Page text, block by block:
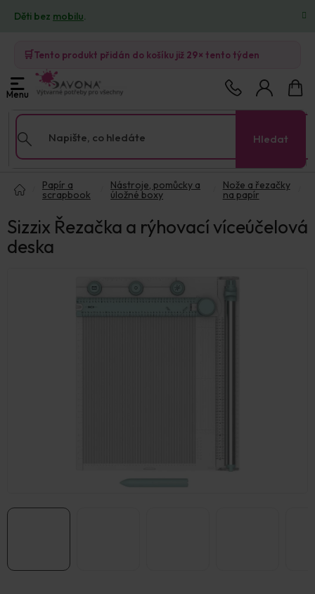
obsah
Děti bez mobilu.
🛒Tento produkt přidán do košíku již 29× tento týden
Hledat
košík
Papír a
scrapbook
Nástroje, pomůcky a
úložné boxy
Nože a řezačky
na papír
Sizzix Řezačka a rýhovací víceúčelová
deska